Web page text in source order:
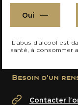
Oui
L'abus d'alcool est
santé, à consommer
Besoin d'un
Contacter